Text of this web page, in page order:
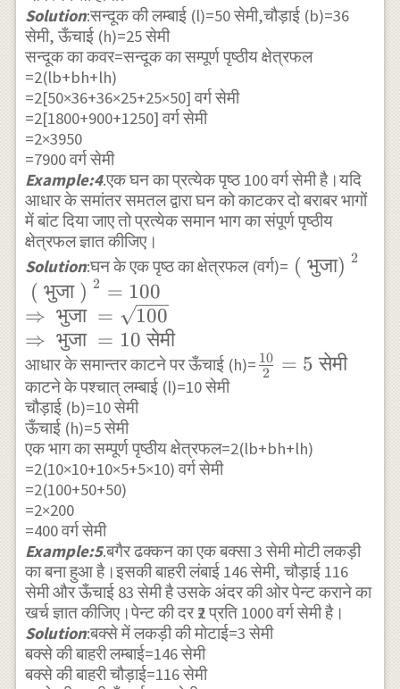
वर्ग सेमी }
Solution:सन्दूक की लम्बाई (l)=50 सेमी,चौड़ाई (b)=36
सेमी, ऊँचाई (h)=25 सेमी
सन्दूक का कवर=सन्दूक का सम्पूर्ण पृष्ठीय क्षेत्रफल
=2(lb+bh+lh)
=2[50×36+36×25+25×50] वर्ग सेमी
=2[1800+900+1250] वर्ग सेमी
=2×3950
=7900 वर्ग सेमी
Example:4.एक घन का प्रत्येक पृष्ठ 100 वर्ग सेमी है।यदि
आधार के समांतर समतल द्वारा घन को काटकर दो बराबर भागों
में बांट दिया जाए तो प्रत्येक समान भाग का संपूर्ण पृष्ठीय
क्षेत्रफल ज्ञात कीजिए।
Solution:घन के एक पृष्ठ का क्षेत्रफल (वर्ग)= \text{ (
( भुजा) 2
( भुजा) 2 = 100
⇒ भुजा =
100
⇒ भुजा = 10 सेमी
आधार के समान्तर काटने पर ऊँचाई (h)=\frac{10}
सेमी }
2
10 = 5 सेमी
काटने के पश्चात् लम्बाई (l)=10 सेमी
चौड़ाई (b)=10 सेमी
ऊँचाई (h)=5 सेमी
एक भाग का सम्पूर्ण पृष्ठीय क्षेत्रफल=2(lb+bh+lh)
=2(10×10+10×5+5×10) वर्ग सेमी
=2(100+50+50)
=2×200
=400 वर्ग सेमी
Example:5.बगैर ढक्कन का एक बक्सा 3 सेमी मोटी लकड़ी
का बना हुआ है।इसकी बाहरी लंबाई 146 सेमी, चौड़ाई 116
सेमी और ऊँचाई 83 सेमी है उसके अंदर की ओर पेन्ट कराने का
खर्च ज्ञात कीजिए।पेन्ट की दर ₹2 प्रति 1000 वर्ग सेमी है।
Solution:बक्से में लकड़ी की मोटाई=3 सेमी
बक्से की बाहरी लम्बाई=146 सेमी
बक्से की बाहरी चौड़ाई=116 सेमी